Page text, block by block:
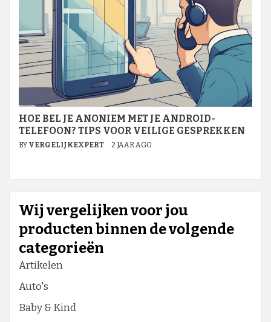
HOE BEL JE ANONIEM MET JE ANDROID-
TELEFOON? TIPS VOOR VEILIGE GESPREKKEN
BY VERGELIJKEXPERT 2 JAAR AGO
Wij vergelijken voor jou
producten binnen de volgende
categorieën
Artikelen
Auto's
Baby & Kind